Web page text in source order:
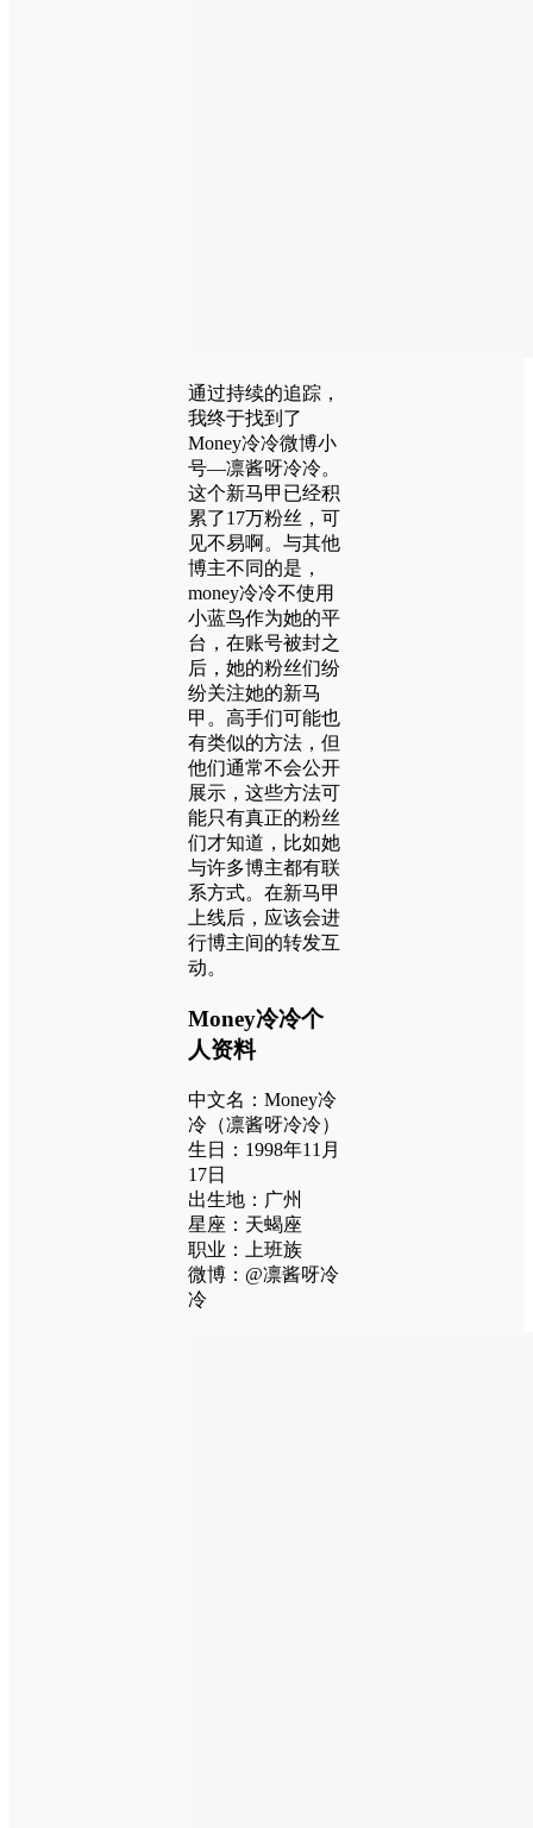
通过持续的追踪，
我终于找到了
Money冷冷微博小
号—凛酱呀冷冷。
这个新马甲已经积
累了17万粉丝，可
见不易啊。与其他
博主不同的是，
money冷冷不使用
小蓝鸟作为她的平
台，在账号被封之
后，她的粉丝们纷
纷关注她的新马
甲。高手们可能也
有类似的方法，但
他们通常不会公开
展示，这些方法可
能只有真正的粉丝
们才知道，比如她
与许多博主都有联
系方式。在新马甲
上线后，应该会进
行博主间的转发互
动。
Money冷冷个
人资料
中文名：Money冷
冷（凛酱呀冷冷）
生日：1998年11月
17日
出生地：广州
星座：天蝎座
职业：上班族
微博：@凛酱呀冷
冷